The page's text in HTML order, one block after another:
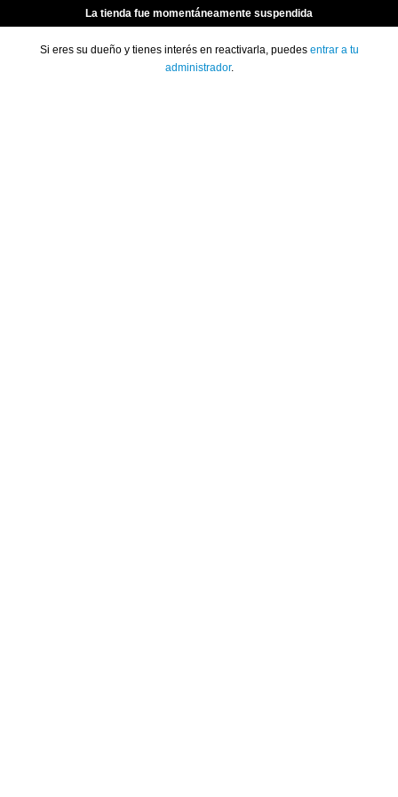
La tienda fue momentáneamente suspendida
Si eres su dueño y tienes interés en reactivarla, puedes entrar a tu
administrador.